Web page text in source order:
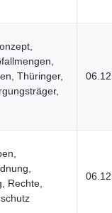
Thüringer,
Rechte,